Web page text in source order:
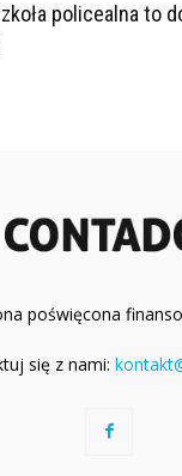
policealna to
poświęcona
się z nami: